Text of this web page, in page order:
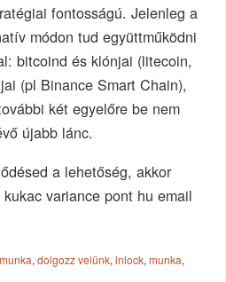
fontosságú. Jelenleg a
módon tud együttműködni
bitcoind és klónjai (litecoin,
(pl Binance Smart Chain),
két egyelőre be nem
újabb lánc.
a lehetőség, akkor
variance pont hu email
,dolgozz velünk,inlock,munka,